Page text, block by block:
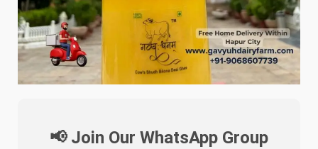
📢 Join Our WhatsApp Group